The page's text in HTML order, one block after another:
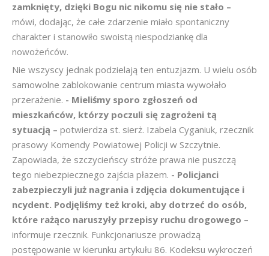
zamknięty, dzięki Bogu nic nikomu się nie stało –
mówi, dodając, że całe zdarzenie miało spontaniczny
charakter i stanowiło swoistą niespodziankę dla
nowożeńców.
Nie wszyscy jednak podzielają ten entuzjazm. U wielu osób
samowolne zablokowanie centrum miasta wywołało
przerażenie. - Mieliśmy sporo zgłoszeń od
mieszkańców, którzy poczuli się zagrożeni tą
sytuacją – potwierdza st. sierż. Izabela Cyganiuk, rzecznik
prasowy Komendy Powiatowej Policji w Szczytnie.
Zapowiada, że szczycieńscy stróże prawa nie puszczą
tego niebezpiecznego zajścia płazem. - Policjanci
zabezpieczyli już nagrania i zdjęcia dokumentujące i
ncydent. Podjęliśmy też kroki, aby dotrzeć do osób,
które rażąco naruszyły przepisy ruchu drogowego –
informuje rzecznik. Funkcjonariusze prowadzą
postępowanie w kierunku artykułu 86. Kodeksu wykroczeń